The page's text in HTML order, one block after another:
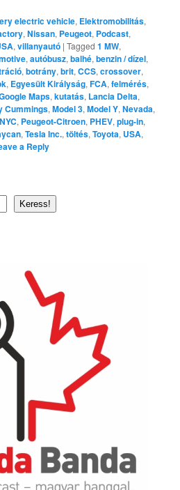
electric vehicle, Elektromobilitás,
,Nissan, Peugeot, Podcast,
,villanyautó |Tagged 1 MW,
,autóbusz,balhé,benzin / dízel,
,botrány,brit,CCS,crossover,
, Egyesült Királyság,FCA,felmérés,
Maps,kutatás, Lancia Delta,
Cummings,Model 3,Model Y,Nevada,
NYC, Peugeot-Citroen, PHEV,plug-in,
,Tesla Inc.,töltés,Toyota, USA,
a Reply
Keress!